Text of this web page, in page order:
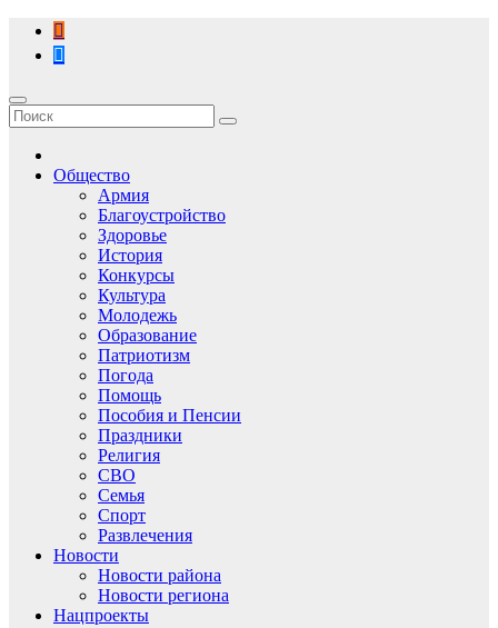
Перейти
содержимому
Общество
Армия
Благоустройство
Здоровье
История
Конкурсы
Культура
Молодежь
Образование
Патриотизм
Погода
Помощь
Пособия и Пенсии
Праздники
Религия
СВО
Семья
Спорт
Развлечения
Новости
Новости района
Новости региона
Нацпроекты